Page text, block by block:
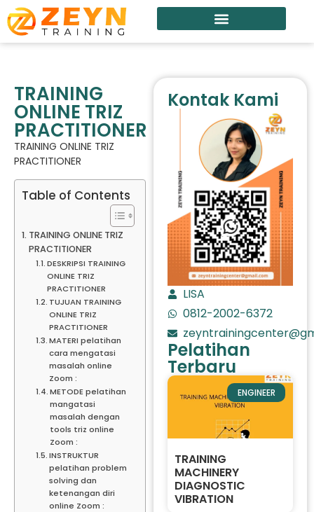
TRAINING
ONLINE TRIZ
PRACTITIONER
TRAINING ONLINE TRIZ
PRACTITIONER
Table of Contents
TRAINING ONLINE TRIZ
PRACTITIONER
DESKRIPSI TRAINING
ONLINE TRIZ
PRACTITIONER
TUJUAN TRAINING
ONLINE TRIZ
PRACTITIONER
MATERI pelatihan
cara mengatasi
masalah online
Zoom :
METODE pelatihan
mangatasi
masalah dengan
tools triz online
Zoom :
INSTRUKTUR
pelatihan problem
solving dan
ketenangan diri
online Zoom :
Kontak Kami
LISA
0812-2002-6372
Pelatihan
Terbaru
ENGINEER
TRAINING
MACHINERY
DIAGNOSTIC
VIBRATION